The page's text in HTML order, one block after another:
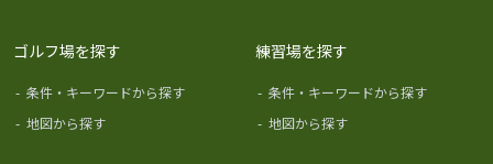
ゴルフ場を探す
- 条件・キーワードから探す
- 地図から探す
練習場を探す
- 条件・キーワードから探す
- 地図から探す